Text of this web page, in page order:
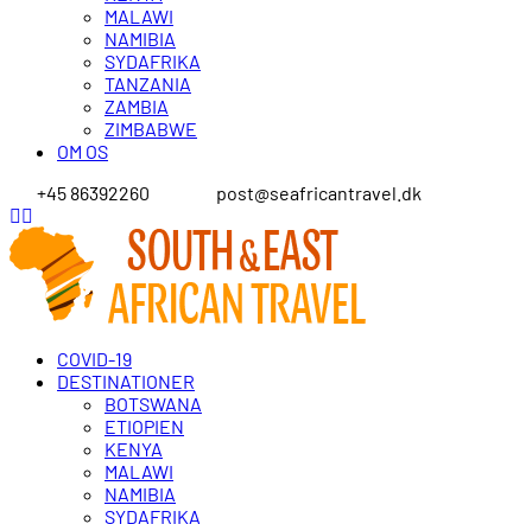
MALAWI
NAMIBIA
SYDAFRIKA
TANZANIA
ZAMBIA
ZIMBABWE
OM OS
+45 86392260
post@seafricantravel.dk
COVID-19
DESTINATIONER
BOTSWANA
ETIOPIEN
KENYA
MALAWI
NAMIBIA
SYDAFRIKA